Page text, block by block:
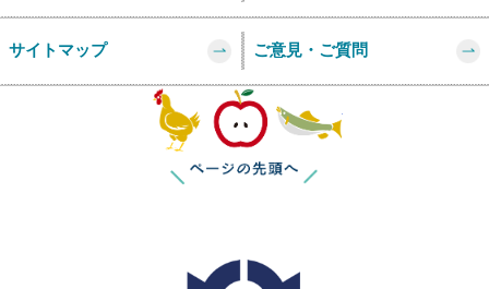
サイトマップ ご意見・ご質問